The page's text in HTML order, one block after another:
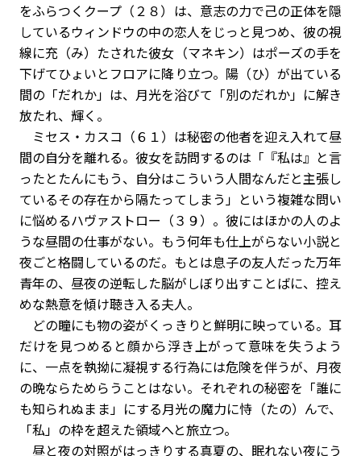
をふらつくクープ（２８）は、意志の力で己の正体を隠
しているウィンドウの中の恋人をじっと見つめ、彼の視
線に充（み）たされた彼女（マネキン）はポーズの手を
下げてひょいとフロアに降り立つ。陽（ひ）が出ている
間の「だれか」は、月光を浴びて「別のだれか」に解き
放たれ、輝く。
ミセス・カスコ（６１）は秘密の他者を迎え入れて昼
間の自分を離れる。彼女を訪問するのは「『私は』と言
ったとたんにもう、自分はこういう人間なんだと主張し
ているその存在から隔たってしまう」という複雑な問い
に悩めるハヴァストロー（３９）。彼にはほかの人のよ
うな昼間の仕事がない。もう何年も仕上がらない小説と
夜ごと格闘しているのだ。もとは息子の友人だった万年
青年の、昼夜の逆転した脳がしぼり出すことばに、控え
めな熱意を傾け聴き入る夫人。
どの瞳にも物の姿がくっきりと鮮明に映っている。耳
だけを見つめると顔から浮き上がって意味を失うよう
に、一点を執拗に凝視する行為には危険を伴うが、月夜
の晩ならためらうことはない。それぞれの秘密を「誰に
も知られぬまま」にする月光の魔力に恃（たの）んで、
「私」の枠を超えた領域へと旅立つ。
昼と夜の対照がはっきりする真夏の、眠れない夜にう